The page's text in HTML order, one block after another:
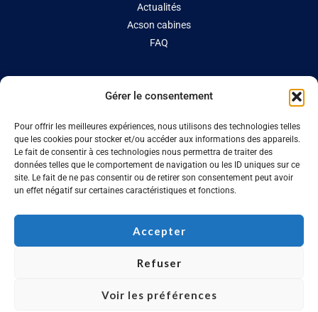
Gérer le consentement
Pour offrir les meilleures expériences, nous utilisons des technologies telles
que les cookies pour stocker et/ou accéder aux informations des appareils.
Le fait de consentir à ces technologies nous permettra de traiter des
données telles que le comportement de navigation ou les ID uniques sur ce
site. Le fait de ne pas consentir ou de retirer son consentement peut avoir
un effet négatif sur certaines caractéristiques et fonctions.
Accepter
Refuser
Voir les préférences
Actualités
Acson cabines
FAQ
CONTACT
Site de production
02 41 76 24 24
info@acson.fr